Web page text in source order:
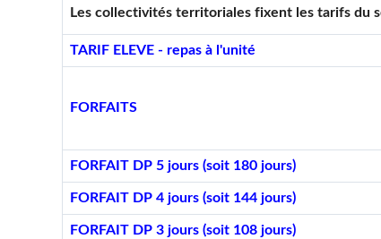
Les collectivités territoriales fixent les tarifs du
TARIF ELEVE - repas à l'unité
FORFAITS
FORFAIT DP 5 jours (soit 180 jours)
FORFAIT DP 4 jours (soit 144 jours)
FORFAIT DP 3 jours (soit 108 jours)